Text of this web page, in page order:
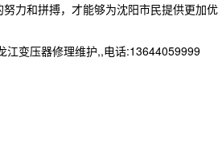
力和拼搏，才能够为沈阳市民提供更加优
江变压器修理维护,,电话:13644059999